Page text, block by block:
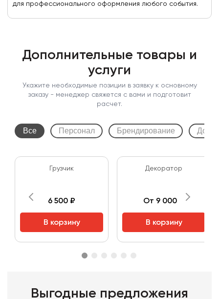
для профессионального оформления любого события.
Дополнительные товары и
услуги
Укажите необходимые позиции в заявку к основному
заказу - менеджер свяжется с вами и подготовит
расчет.
Все Персонал Брендирование
Грузчик
6 500 ₽
В корзину
Декоратор
От 9 000 ₽
В корзину
Выгодные предложения